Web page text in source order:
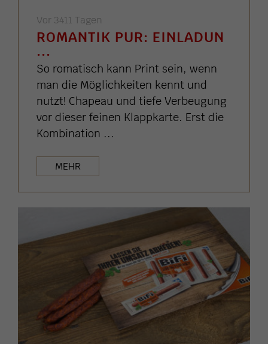
Vor 3411 Tagen
ROMANTIK PUR: EINLADUN
...
So romatisch kann Print sein, wenn
man die Möglichkeiten kennt und
nutzt! Chapeau und tiefe Verbeugung
vor dieser feinen Klappkarte. Erst die
Kombination ...
MEHR